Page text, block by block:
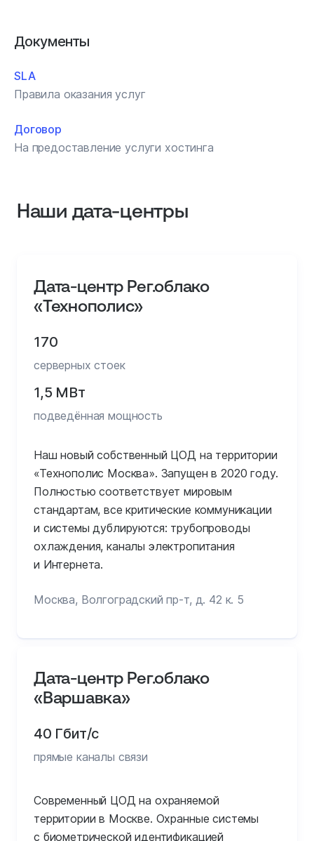
Документы
SLA
Правила оказания услуг
Договор
На предоставление услуги хостинга
Наши дата‑центры
Дата-центр Рег.облако
«Технополис»
170
серверных стоек
1,5 МВт
подведённая мощность
Наш новый собственный ЦОД на территории
«Технополис Москва». Запущен в 2020 году.
Полностью соответствует мировым
стандартам, все критические коммуникации
и системы дублируются: трубопроводы
охлаждения, каналы электропитания
и Интернета.
Москва, Волгоградский пр-т, д. 42 к. 5
Дата-центр Рег.облако
«Варшавка»
40 Гбит/с
прямые каналы связи
Современный ЦОД на охраняемой
территории в Москве. Охранные системы
с биометрической идентификацией